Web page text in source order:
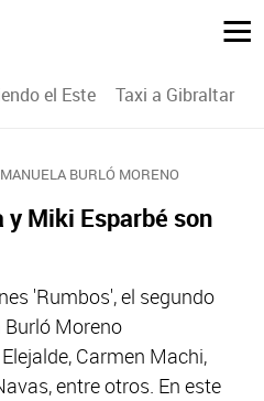
el Este Taxi a Gibraltar
BURLÓ MORENO
y Miki Esparbé son
'Rumbos', el segundo
Moreno
Carmen Machi,
entre otros. En este